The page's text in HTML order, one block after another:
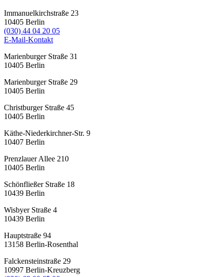
Immanuelkirchstraße 23
10405 Berlin
(030) 44 04 20 05
E-Mail-Kontakt
Marienburger Straße 31
10405 Berlin
Marienburger Straße 29
10405 Berlin
Christburger Straße 45
10405 Berlin
Käthe-Niederkirchner-Str. 9
10407 Berlin
Prenzlauer Allee 210
10405 Berlin
Schönfließer Straße 18
10439 Berlin
Wisbyer Straße 4
10439 Berlin
Hauptstraße 94
13158 Berlin-Rosenthal
Falckensteinstraße 29
10997 Berlin-Kreuzberg